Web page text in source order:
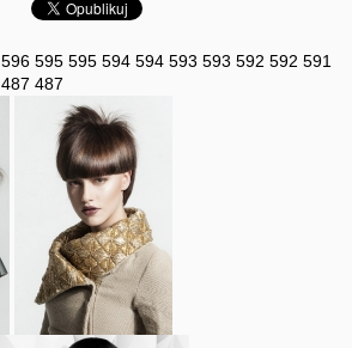
596 595 595 594 594 593 593 592 592 591
487 487